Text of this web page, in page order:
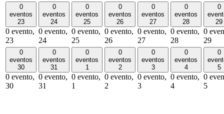
0
eventos
23
0 evento,
23
0
eventos
24
0 evento,
24
0
eventos
25
0 evento,
25
0
eventos
26
0 evento,
26
0
eventos
27
0 evento,
27
0
eventos
28
0 evento,
28
0
29
0
29
0
eventos
30
0 evento,
30
0
eventos
31
0 evento,
31
0
eventos
1
0 evento,
1
0
eventos
2
0 evento,
2
0
eventos
3
0 evento,
3
0
eventos
4
0 evento,
4
0
5
0
5